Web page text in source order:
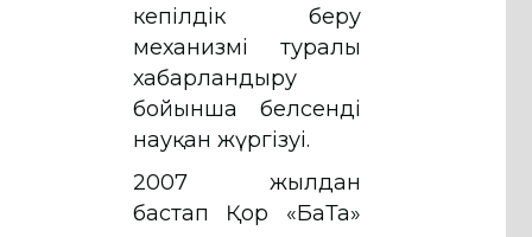
кепілдік беру
механизмі туралы
хабарландыру
бойынша белсенді
науқан жүргізуі.
2007 жылдан
бастап Қор «БаТа»